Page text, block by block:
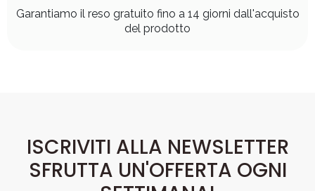
Garantiamo il reso gratuito fino a 14 giorni dall'acquisto
del prodotto
ISCRIVITI ALLA NEWSLETTER
SFRUTTA UN'OFFERTA OGNI